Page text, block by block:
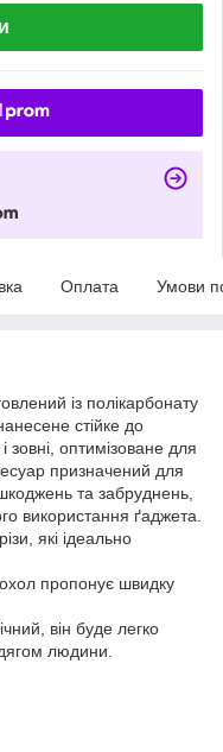
Оплата Умови
із полікарбонату
стійке до
зовні, оптимізоване для
призначений для
та забруднень,
використання ґаджета.
які ідеально
пропонує швидку
він буде легко
людини.